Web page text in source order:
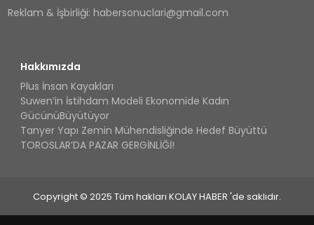
Reklam & İşbirliği: habersonuclari@gmail.com
Hakkımızda
Plus İnsan Kayakları
Suwen’in İstihdam Modeli Ekonomide Kadın
GücünüBüyütüyor
Tanyer Yapı Zemin Mühendisliğinde Hedef Büyüttü
TOROSLAR’DA PAZAR GERGİNLİĞİ!
Copyright © 2025 Tüm hakları KOLAY HABER 'de saklıdır.